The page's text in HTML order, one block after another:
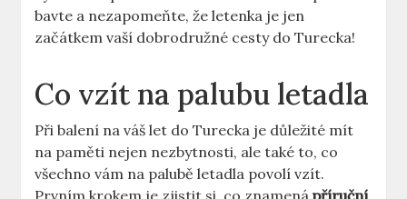
bavte a nezapomeňte, že letenka je jen
začátkem vaší dobrodružné cesty do Turecka!
Co vzít na palubu letadla
Při balení na váš let do Turecka je důležité mít
na paměti nejen nezbytnosti, ale také to, co
všechno vám na palubě letadla povolí vzít.